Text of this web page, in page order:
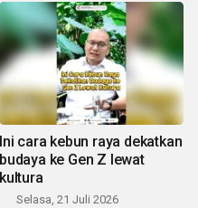
Ini cara kebun raya dekatkan
budaya ke Gen Z lewat
kultura
Selasa, 21 Juli 2026